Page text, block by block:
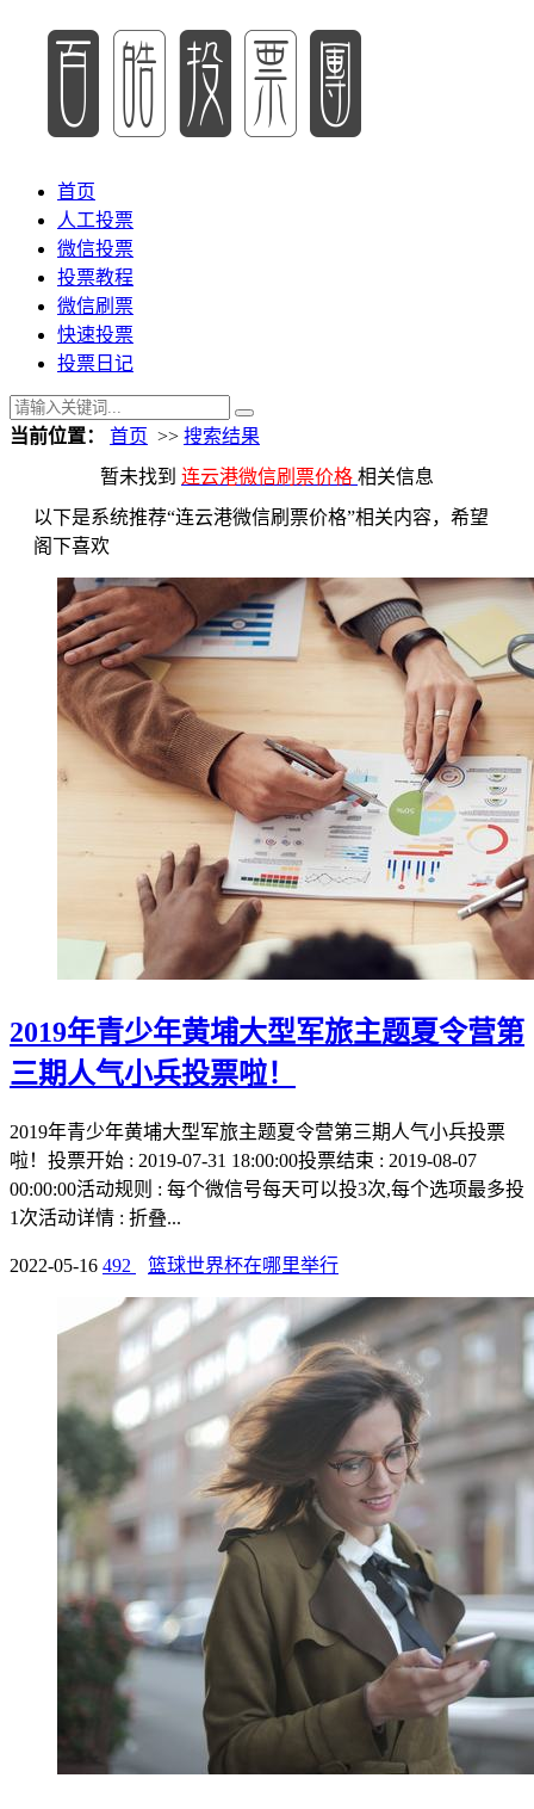
首页
人工投票
微信投票
投票教程
微信刷票
快速投票
投票日记
当前位置： 首页 >> 搜索结果
暂未找到 连云港微信刷票价格 相关信息
以下是系统推荐“连云港微信刷票价格”相关内容，希望
阁下喜欢
2019年青少年黄埔大型军旅主题夏令营第
三期人气小兵投票啦！
2019年青少年黄埔大型军旅主题夏令营第三期人气小兵投票
啦！投票开始 : 2019-07-31 18:00:00投票结束 : 2019-08-07
00:00:00活动规则 : 每个微信号每天可以投3次,每个选项最多投
1次活动详情 : 折叠...
2022-05-16 492 篮球世界杯在哪里举行